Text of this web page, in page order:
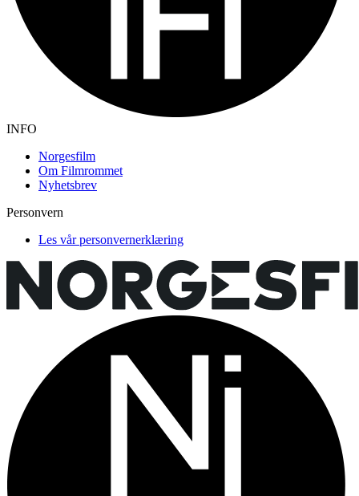
INFO
Norgesfilm
Om Filmrommet
Nyhetsbrev
Personvern
Les vår personvernerklæring